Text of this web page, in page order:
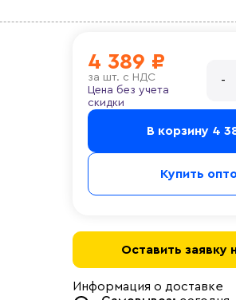
4 389 ₽
за шт. с НДС
Цена без учета
скидки
В корзину 4
Купить
Оставить заявку
Информация о доставке